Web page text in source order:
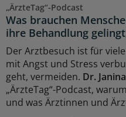
„ÄrzteTag“-Podcast
Was brauchen
ihre Behandlung
Der Arztbesuch ist für
mit Angst und Stress
geht, vermeiden. Dr.
„ÄrzteTag“-Podcast,
und was Ärztinnen und